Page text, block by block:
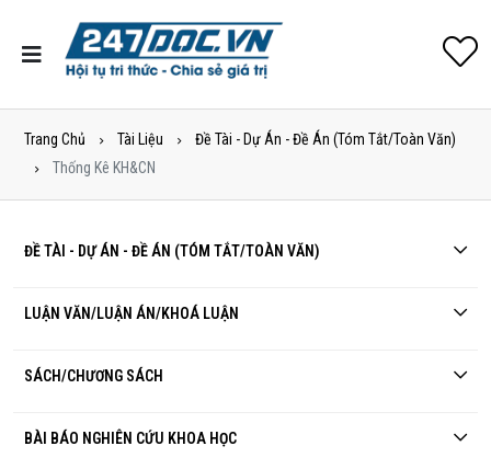
Trang Chủ Tài Liệu
Đề Tài - Dự Án - Đề Án (tóm Tắt/toàn Văn)
Thống Kê KH&CN
ĐỀ TÀI - DỰ ÁN - ĐỀ ÁN (TÓM TẮT/TOÀN VĂN)
LUẬN VĂN/LUẬN ÁN/KHOÁ LUẬN
SÁCH/CHƯƠNG SÁCH
BÀI BÁO NGHIÊN CỨU KHOA HỌC